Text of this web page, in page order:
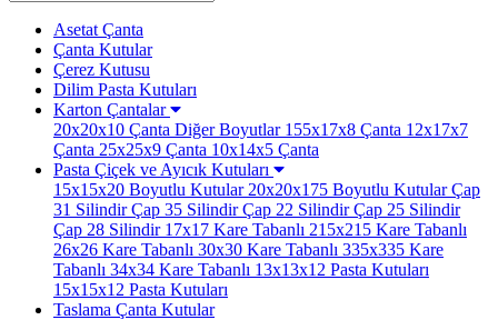
Asetat Çanta
Çanta Kutular
Çerez Kutusu
Dilim Pasta Kutuları
Karton Çantalar
20x20x10 Çanta Diğer Boyutlar155x17x8 Çanta 12x17x7
Çanta 25x25x9 Çanta 10x14x5 Çanta
Pasta Çiçek ve Ayıcık Kutuları
15x15x20 Boyutlu Kutular20x20x175 Boyutlu KutularÇap
31 SilindirÇap 35 SilindirÇap 22 SilindirÇap 25 Silindir
Çap 28 Silindir17x17 Kare Tabanlı 215x215 Kare Tabanlı
26x26 Kare Tabanlı 30x30 Kare Tabanlı 335x335 Kare
Tabanlı 34x34 Kare Tabanlı 13x13x12 Pasta Kutuları
15x15x12 Pasta Kutuları
Taslama Çanta Kutular